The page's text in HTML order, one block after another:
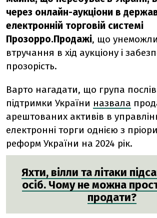
через онлайн-аукціони в
електронній торговій системі
Прозорро.Продажі, що
втручання в хід аукціону і
прозорість.
Варто нагадати, що група послів
підтримки України назвала
арештованих активів в
електронні торги однією з
реформ України на 2024 рік.
Яхти, вілли та літаки
осіб. Чому не можна
продати?